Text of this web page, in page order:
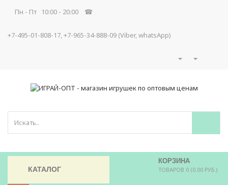
Пн - Пт 10:00 - 20:00 ☎
+7-495-01-808-17, +7-965-34-888-09 (Viber, whatsApp)
КОРЗИНА
ТОВАРОВ 0 (0.00 РУБ.)
КАТАЛОГ